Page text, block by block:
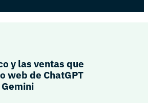
y las ventas que
web de ChatGPT